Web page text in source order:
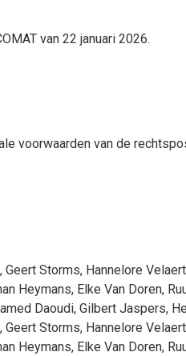
van 22 januari 2026.
voorwaarden van de
, Geert Storms, Hannelore
Heymans, Elke Van Doren,
Daoudi, Gilbert Jaspers,
, Geert Storms, Hannelore
Heymans, Elke Van Doren,